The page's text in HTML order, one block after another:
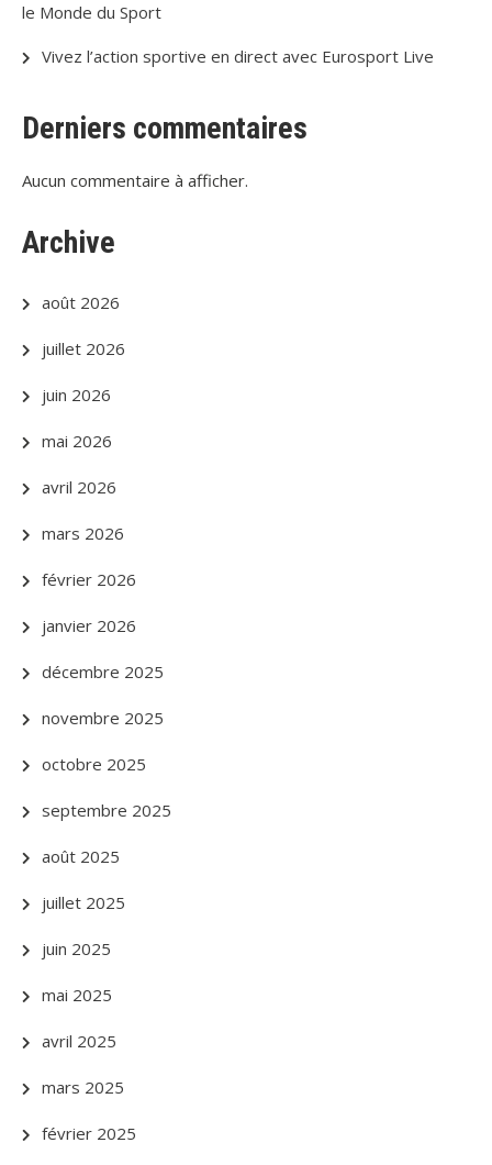
le Monde du Sport
Vivez l’action sportive en direct avec Eurosport Live
Derniers commentaires
Aucun commentaire à afficher.
Archive
août 2026
juillet 2026
juin 2026
mai 2026
avril 2026
mars 2026
février 2026
janvier 2026
décembre 2025
novembre 2025
octobre 2025
septembre 2025
août 2025
juillet 2025
juin 2025
mai 2025
avril 2025
mars 2025
février 2025